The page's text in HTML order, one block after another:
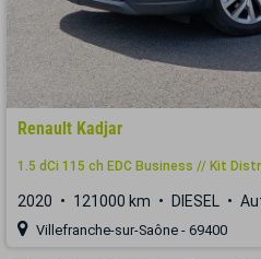
Renault Kadjar
1.5 dCi 115 ch EDC Business // Kit
2020 121000 km DIESEL
Villefranche-sur-Saône - 69400